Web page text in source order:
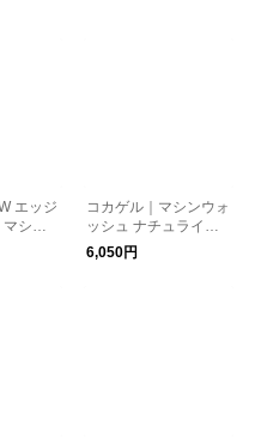
エッジ
マシン
ジア
コカゲル｜マシンウォ
ッシュ ナチュライク
ダウン サマーハット
つば広帽子 UVカット
6,050円